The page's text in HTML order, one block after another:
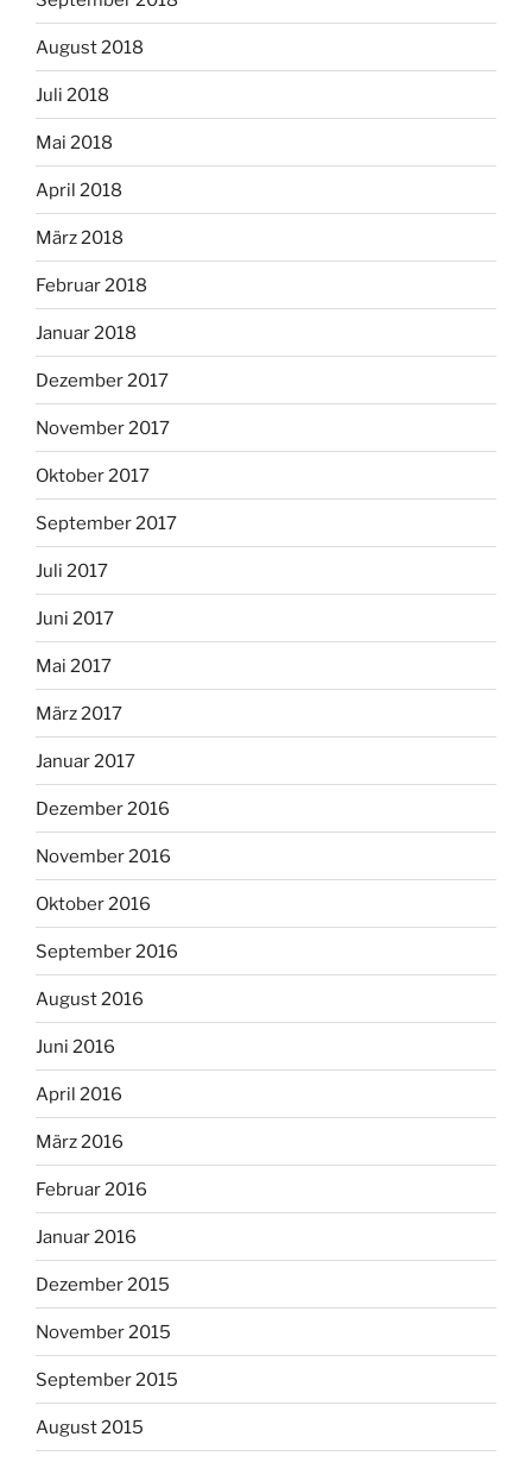
August 2018
Juli 2018
Mai 2018
April 2018
März 2018
Februar 2018
Januar 2018
Dezember 2017
November 2017
Oktober 2017
September 2017
Juli 2017
Juni 2017
Mai 2017
März 2017
Januar 2017
Dezember 2016
November 2016
Oktober 2016
September 2016
August 2016
Juni 2016
April 2016
März 2016
Februar 2016
Januar 2016
Dezember 2015
November 2015
September 2015
August 2015